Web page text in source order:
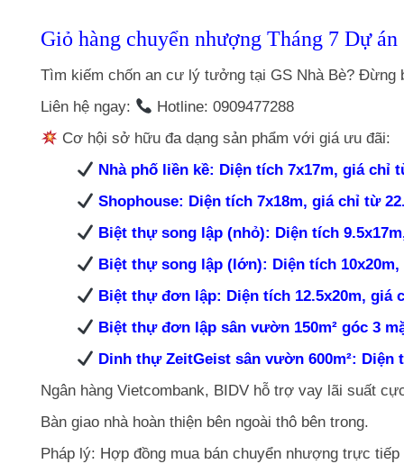
Giỏ hàng chuyển nhượng Tháng 7 Dự
Tìm kiếm chốn an cư lý tưởng tại GS Nhà Bè?
Liên hệ ngay:
Hotline: 0909477288
Cơ hội sở hữu đa dạng sản phẩm với giá ưu đãi:
Nhà phố liền kề: Diện tích 7x17m, giá
Shophouse: Diện tích 7x18m, giá chỉ từ
Biệt thự song lập (nhỏ): Diện tích
Biệt thự song lập (lớn): Diện tích
Biệt thự đơn lập: Diện tích 12.5x20m,
Biệt thự đơn lập sân vườn 150m² góc 3
Dinh thự ZeitGeist sân vườn 600m²:
Ngân hàng Vietcombank, BIDV hỗ trợ vay lãi suất
Bàn giao nhà hoàn thiện bên ngoài thô bên trong.
Pháp lý: Hợp đồng mua bán chuyển nhượng trực